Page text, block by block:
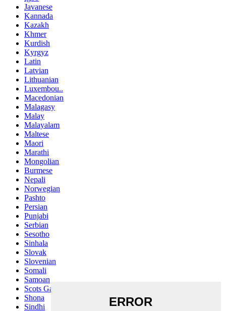
Javanese
Kannada
Kazakh
Khmer
Kurdish
Kyrgyz
Latin
Latvian
Lithuanian
Luxembou..
Macedonian
Malagasy
Malay
Malayalam
Maltese
Maori
Marathi
Mongolian
Burmese
Nepali
Norwegian
Pashto
Persian
Punjabi
Serbian
Sesotho
Sinhala
Slovak
Slovenian
Somali
Samoan
Scots Gaelic
Shona
Sindhi